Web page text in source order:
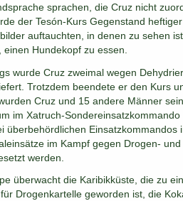
sprachen, die Cruz nicht
der Tesón-Kurs Gegenstand heftiger
auftauchten, in denen zu sehen
Hundekopf zu essen.
wurde Cruz zweimal wegen
Trotzdem beendete er den Kurs
Cruz und 15 andere Männer
im Xatruch-Sondereinsatzkommando
überbehördlichen Einsatzkommandos
im Kampf gegen Drogen- und
werden.
überwacht die Karibikküste, die zu
Drogenkartelle geworden ist, die